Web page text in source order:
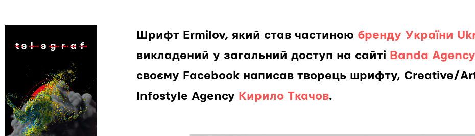
Шрифт Ermilov, який став частиною бренду України
викладений у загальний доступ на сайті Banda Agency
своєму Facebook написав творець шрифту, Creative/
Infostyle Agency Кирило Ткачов.